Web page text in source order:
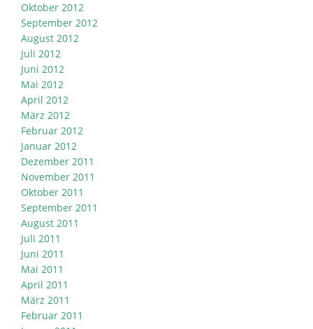
Oktober 2012
September 2012
August 2012
Juli 2012
Juni 2012
Mai 2012
April 2012
März 2012
Februar 2012
Januar 2012
Dezember 2011
November 2011
Oktober 2011
September 2011
August 2011
Juli 2011
Juni 2011
Mai 2011
April 2011
März 2011
Februar 2011